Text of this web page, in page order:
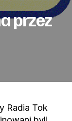
przez
Radia Tok